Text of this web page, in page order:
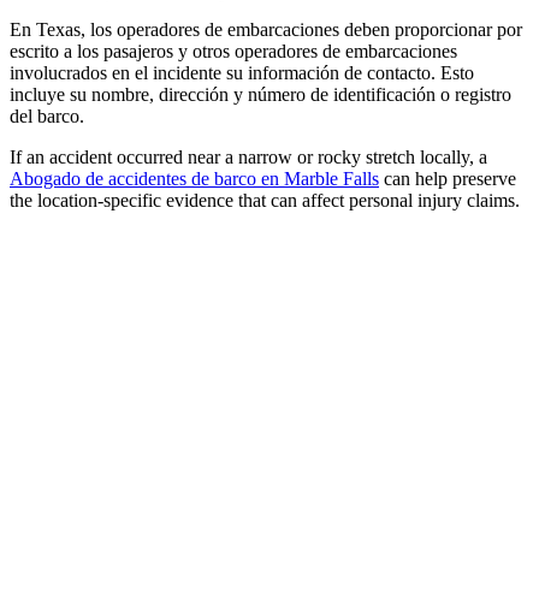
En Texas, los operadores de embarcaciones deben proporcionar por
escrito a los pasajeros y otros operadores de embarcaciones
involucrados en el incidente su información de contacto. Esto
incluye su nombre, dirección y número de identificación o registro
del barco.
If an accident occurred near a narrow or rocky stretch locally, a
Abogado de accidentes de barco en Marble Falls can help preserve
the location-specific evidence that can affect personal injury claims.